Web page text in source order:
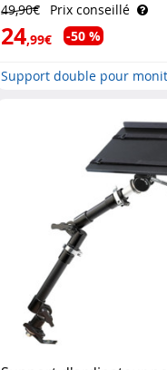
49,90€ Prix conseillé
24,99€ -50 %
Support double pour